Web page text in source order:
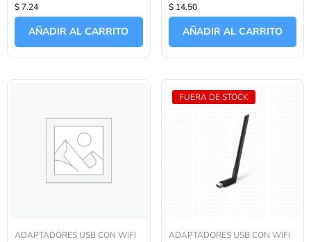
con
0
$ 7.24
AÑADIR AL CARRITO
con
0
$ 14.50
AÑADIR AL CARRITO
ADAPTADORES USB CON WIFI
FUERA DE STOCK
ADAPTADORES USB CON WIFI